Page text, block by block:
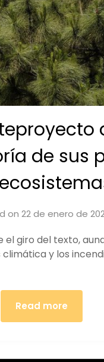
de sus
on 22 de enero de
giro del texto,
y los
Read more